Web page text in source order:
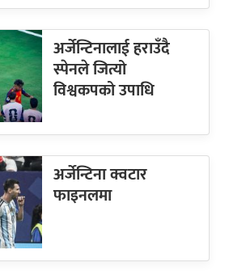
अर्जेन्टिनालाई हराउँदै
स्पेनले जित्यो
विश्वकपको उपाधि
अर्जेन्टिना क्वटार
फाइनलमा